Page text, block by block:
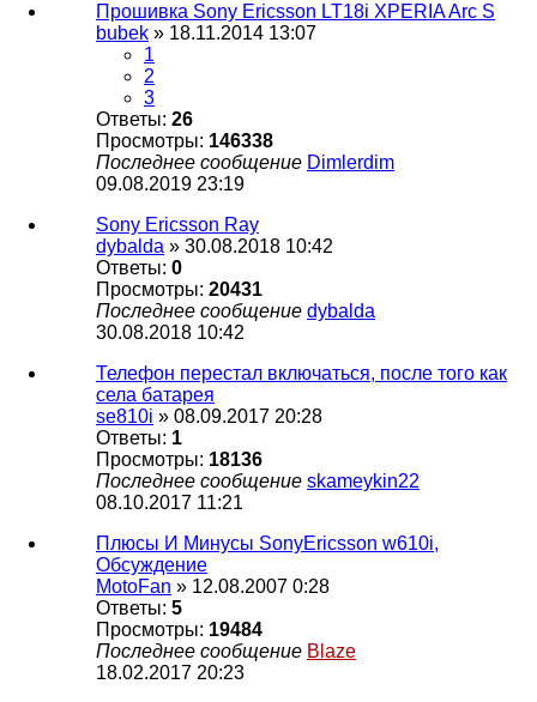
Прошивка Sony Ericsson LT18i XPERIA Arc S
bubek » 18.11.2014 13:07
1
2
3
Ответы: 26
Просмотры: 146338
Последнее сообщение Dimlerdim
09.08.2019 23:19
Sony Ericsson Ray
dybalda » 30.08.2018 10:42
Ответы: 0
Просмотры: 20431
Последнее сообщение dybalda
30.08.2018 10:42
Телефон перестал включаться, после того как
села батарея
se810i » 08.09.2017 20:28
Ответы: 1
Просмотры: 18136
Последнее сообщение skameykin22
08.10.2017 11:21
Плюсы И Минусы SonyEricsson w610i,
Обсуждение
MotoFan » 12.08.2007 0:28
Ответы: 5
Просмотры: 19484
Последнее сообщение Blaze
18.02.2017 20:23